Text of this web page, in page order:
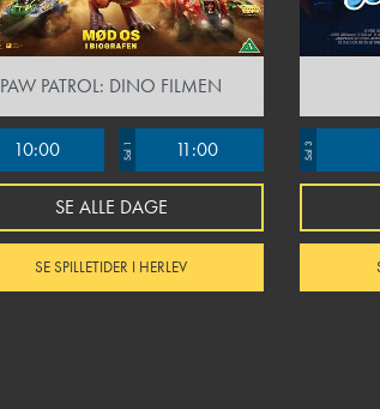
PAW PATROL: DINO FILMEN
10:00 Sal 1 11:00
SE ALLE DAGE
SE SPILLETIDER I HERLEV
Sal 3